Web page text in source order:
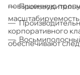
повышенную
корпоративного
обеспечивают